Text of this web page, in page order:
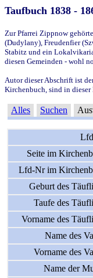
Taufbuch 1838 -
Zur Pfarrei Zippnow
(Dudylany), Freudenfier
Stabitz und ein
diesen Gemeinden - wohl
Autor dieser Abschrift ist
Kirchenbuch, sind in dieser
Alles Suchen
Seite im
Lfd-Nr im
Geburt des
Taufe des
Vorname des
Name des
Vorname des
Name der